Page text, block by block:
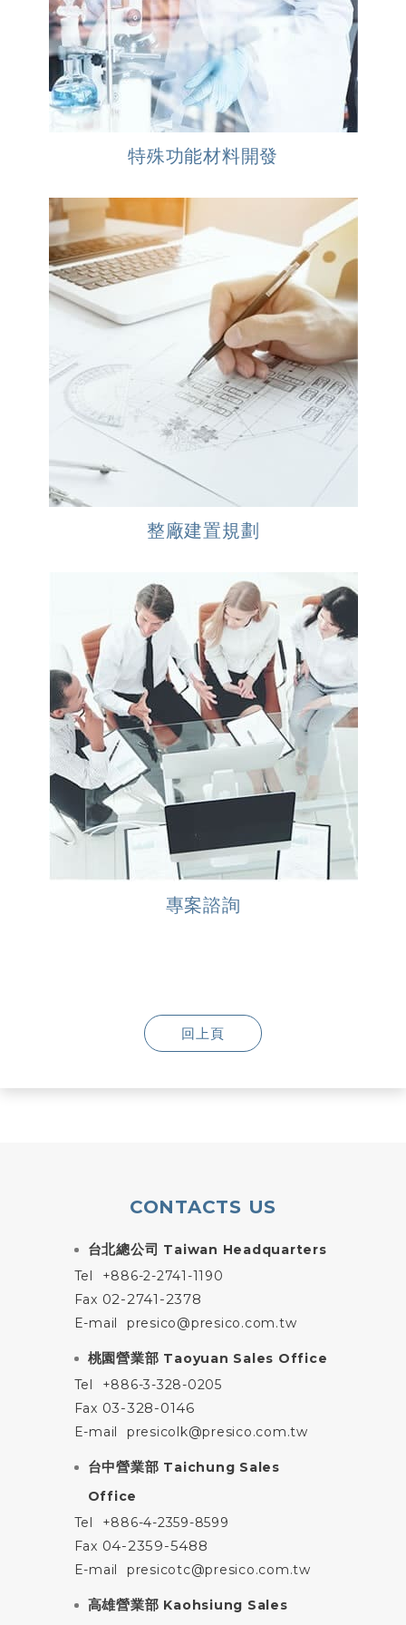
特殊功能材料開發
整廠建置規劃
專案諮詢
回上頁
CONTACTS US
台北總公司 Taiwan Headquarters
Tel
+886-2-2741-1190
Fax 02-2741-2378
E-mail presico@presico.com.tw
桃園營業部 Taoyuan Sales Office
Tel
+886-3-328-0205
Fax 03-328-0146
E-mail presicolk@presico.com.tw
台中營業部 Taichung Sales
Office
Tel
+886-4-2359-8599
Fax 04-2359-5488
E-mail presicotc@presico.com.tw
高雄營業部 Kaohsiung Sales